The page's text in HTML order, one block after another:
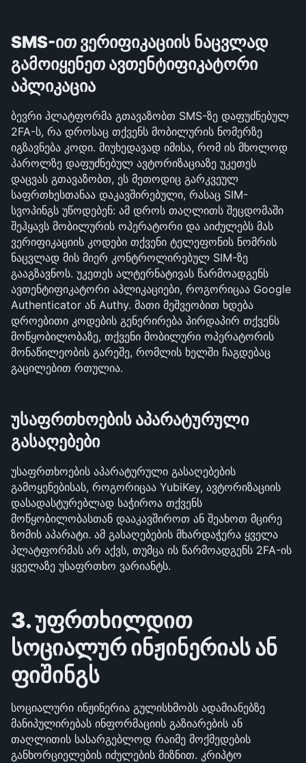
SMS-ით ვერიფიკაციის ნაცვლად
გამოიყენეთ ავთენტიფიკატორი
აპლიკაცია
ბევრი პლატფორმა გთავაზობთ SMS-ზე დაფუძნებულ
2FA-ს, რა დროსაც თქვენს მობილურის ნომერზე
იგზავნება კოდი. მიუხედავად იმისა, რომ ის მხოლოდ
პაროლზე დაფუძნებულ ავტორიზაციაზე უკეთეს
დაცვას გთავაზობთ, ეს მეთოდიც გარკვეულ
საფრთხესთანაა დაკავშირებული, რასაც SIM-
სვოპინგს უწოდებენ: ამ დროს თაღლითს შეცდომაში
შეჰყავს მობილურის ოპერატორი და აიძულებს მას
ვერიფიკაციის კოდები თქვენი ტელეფონის ნომრის
ნაცვლად მის მიერ კონტროლირებულ SIM-ზე
გააგზავნოს. უკეთეს ალტერნატივას წარმოადგენს
ავთენტიფიკატორი აპლიკაციები, როგორიცაა Google
Authenticator ან Authy. მათი მეშვეობით ხდება
დროებითი კოდების გენერირება პირდაპირ თქვენს
მოწყობილობაზე, თქვენი მობილური ოპერატორის
მონაწილეობის გარეშე, რომლის ხელში ჩაგდებაც
გაცილებით რთულია.
უსაფრთხოების აპარატურული
გასაღებები
უსაფრთხოების აპარატურული გასაღებების
გამოყენებისას, როგორიცაა YubiKey, ავტორიზაციის
დასადასტურებლად საჭიროა თქვენს
მოწყობილობასთან დააკავშიროთ ან შეახოთ მცირე
ზომის აპარატი. ამ გასაღებების მხარდაჭერა ყველა
პლატფორმას არ აქვს, თუმცა ის წარმოადგენს 2FA-ის
ყველაზე უსაფრთხო ვარიანტს.
3. უფრთხილდით
სოციალურ ინჟინერიას ან
ფიშინგს
სოციალური ინჟინერია გულისხმობს ადამიანებზე
მანიპულირებას ინფორმაციის გაზიარების ან
თაღლითის სასარგებლოდ რაიმე მოქმედების
განხორციელების იძულების მიზნით. კრიპტო